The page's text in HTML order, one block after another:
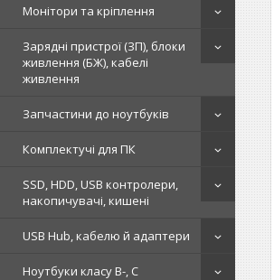
Монітори та кріплення
Зарядні пристрої (ЗП), блоки
живлення (БЖ), кабелі
живлення
Запчастини до ноутбуків
Комплектучі для ПК
SSD, HDD, USB контролери,
накопичувачі, кишені
USB Hub, кабелю й адаптери
Ноутбуки класу B-, C